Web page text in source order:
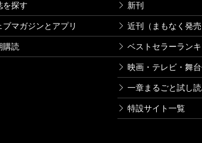
を探す
ブマガジンとアプリ
購読
新刊
近刊（まもなく発売
ベストセラーラン
映画・テレビ・舞
一章まるごと試し
特設サイト一覧